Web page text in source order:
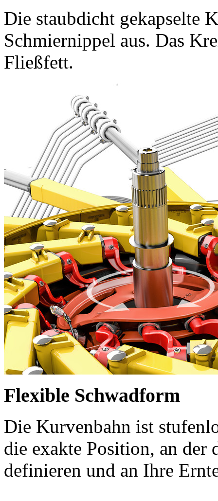
Die staubdicht gekapselte
Schmiernippel aus. Das
Fließfett.
Flexible Schwadform
Die Kurvenbahn ist
die exakte Position, an der
definieren und an Ihre